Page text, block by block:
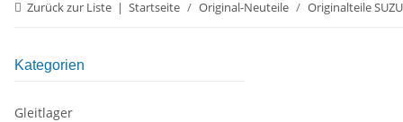
Zurück zur Liste Startseite Original-Neuteile Originalteile
Kategorien
Gleitlager